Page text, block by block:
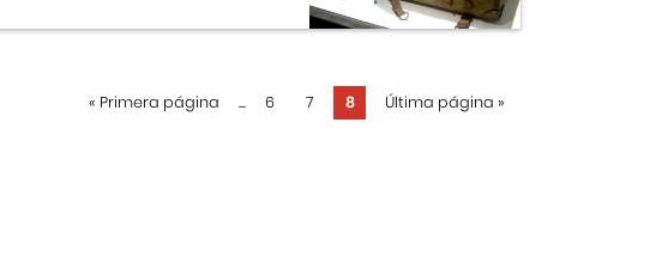
« Primera página ... 6 7 8 Última página »